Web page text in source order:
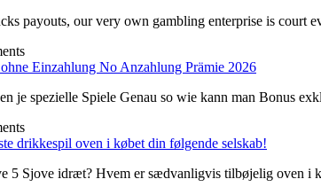
payouts, our very own gambling enterprise is court
Einzahlung No Anzahlung Prämie 2026
je spezielle Spiele Genau so wie kann man Bonus
drikkespil oven i købet din følgende selskab!
5 Sjove idræt? Hvem er sædvanligvis tilbøjelig oven i